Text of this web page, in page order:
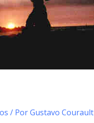
/ PorGustavo Courault